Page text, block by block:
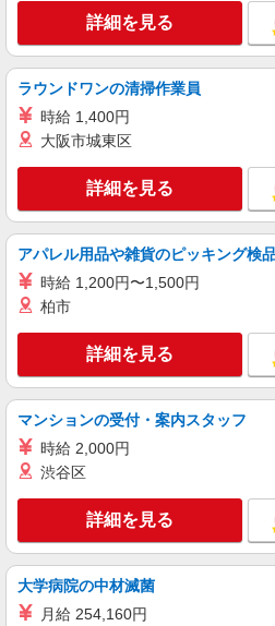
30,000円 ・役職手
善手当：20,000〜
により変動） ・固
間） ※固定残業時
手当として別途支
歓迎 ・認知症介護
神奈川県鎌倉市
キープ
派遣社員
株式会社kotrio /●YK-H-1954041
ト・フロアの巡回
時給1600円〜
通費全支給(ガソリ
鎌倉市 最寄り駅
株式会社kotrio /●YK-S-2083111
≪鎌倉駅≫30代40
デイサービス
【正社員】月
給：200,000円〜
30,000円 ・役職手
善手当：20,000〜
により変動） ・固
間） ※固定残業時
手当として別途支
（上記給与とは別に支給） 下記資格
歓迎 ・認知症介護
鎌倉市内
キープ
派遣社員
株式会社kotrio /●YK-H-1953730
詳細を見る
ラウンドワンの清掃作業員
時給 1,400円
大阪市城東区
詳細を見る
アパレル用品や雑貨のピッキング検
時給 1,200円〜1,500円
柏市
詳細を見る
マンションの受付・案内スタッフ
時給 2,000円
渋谷区
詳細を見る
大学病院の中材滅菌
月給 254,160円